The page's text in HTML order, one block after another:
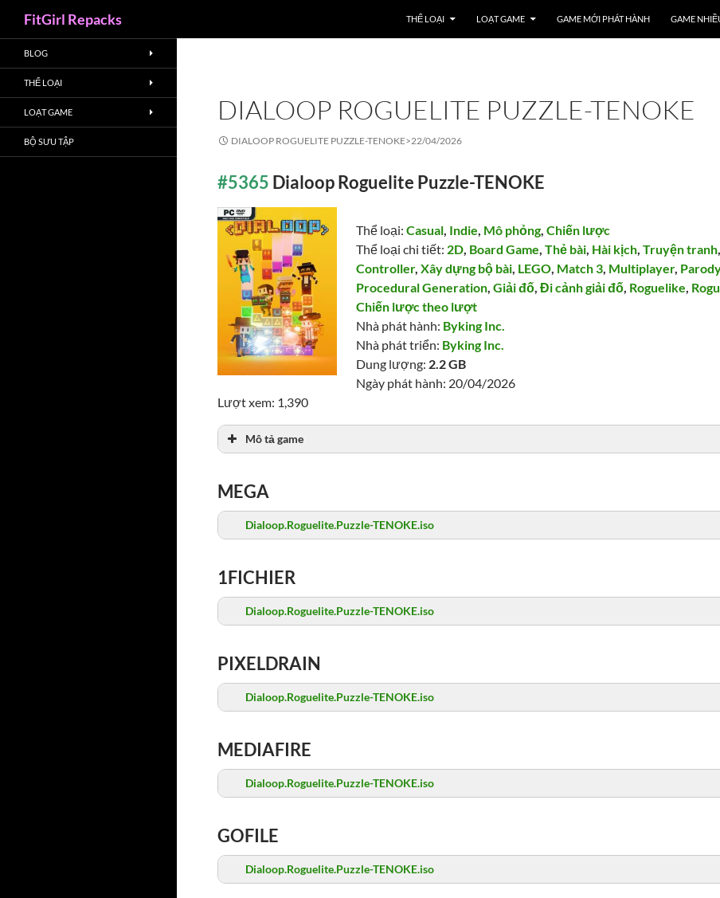
FitGirl Repacks THỂ LOẠI LOẠT GAME GAME MỚI PHÁT HÀNH GAME
DIALOOP ROGUELITE PUZZLE-TENOKE
DIALOOP ROGUELITE PUZZLE-TENOKE>22/04/2026
#5365 Dialoop Roguelite Puzzle-TENOKE
Thể loại:Casual, Indie, Mô phỏng,Chiến lược
Thể loại chi tiết: 2D, Board Game,Thẻ bài, Hài kịch,Truyện tranh,
Controller,Xây dựng bộ bài, LEGO, Match 3, Multiplayer,
Procedural Generation,Giải đố,Đi cảnh giải đố, Roguelike,
Chiến lược theo lượt
Nhà phát hành: Byking Inc.
Nhà phát triển: Byking Inc.
Dung lượng: 2.2 GB
Ngày phát hành: 20/04/2026
Lượt xem: 1,390
Mô tả game
MEGA
Dialoop.Roguelite.Puzzle-TENOKE.iso
1FICHIER
Dialoop.Roguelite.Puzzle-TENOKE.iso
PIXELDRAIN
Dialoop.Roguelite.Puzzle-TENOKE.iso
MEDIAFIRE
Dialoop.Roguelite.Puzzle-TENOKE.iso
GOFILE
Dialoop.Roguelite.Puzzle-TENOKE.iso
BLOG
THỂ LOẠI
LOẠT GAME
BỘ SƯU TẬP